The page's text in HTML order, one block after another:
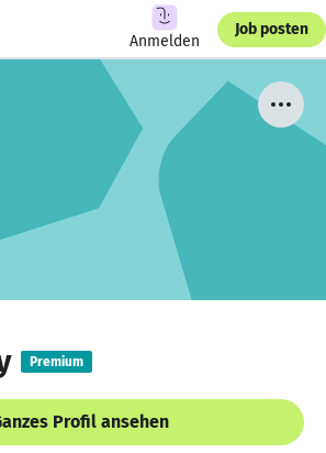
Anmelden
Job posten
Premium
Profil ansehen